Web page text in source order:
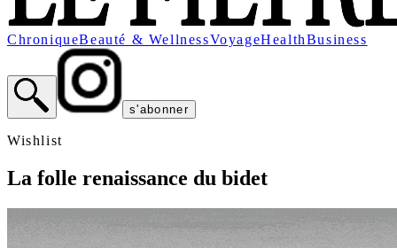
ChroniqueBeauté & WellnessVoyageHealthBusiness
s'abonner
Wishlist
La folle renaissance du bidet